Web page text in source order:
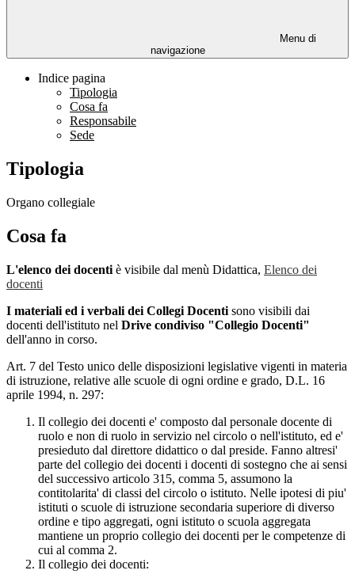
Menu di
navigazione
Indice pagina
Tipologia
Cosa fa
Responsabile
Sede
Tipologia
Organo collegiale
Cosa fa
L'elenco dei docenti è visibile dal menù Didattica, Elenco dei
docenti
I materiali ed i verbali dei Collegi Docenti sono visibili dai
docenti dell'istituto nel Drive condiviso "Collegio Docenti"
dell'anno in corso.
Art. 7 del Testo unico delle disposizioni legislative vigenti in materia
di istruzione, relative alle scuole di ogni ordine e grado, D.L. 16
aprile 1994, n. 297:
Il collegio dei docenti e' composto dal personale docente di
ruolo e non di ruolo in servizio nel circolo o nell'istituto, ed e'
presieduto dal direttore didattico o dal preside. Fanno altresi'
parte del collegio dei docenti i docenti di sostegno che ai sensi
del successivo articolo 315, comma 5, assumono la
contitolarita' di classi del circolo o istituto. Nelle ipotesi di piu'
istituti o scuole di istruzione secondaria superiore di diverso
ordine e tipo aggregati, ogni istituto o scuola aggregata
mantiene un proprio collegio dei docenti per le competenze di
cui al comma 2.
Il collegio dei docenti: